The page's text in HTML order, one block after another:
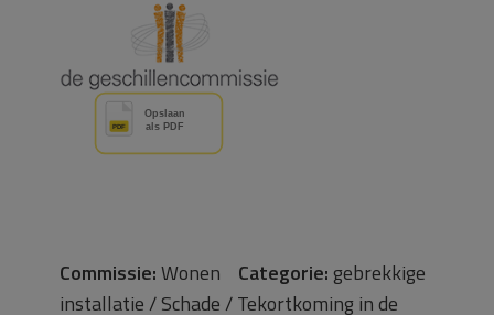
Commissie:Wonen Categorie:gebrekkige
installatie / Schade / Tekortkoming in de